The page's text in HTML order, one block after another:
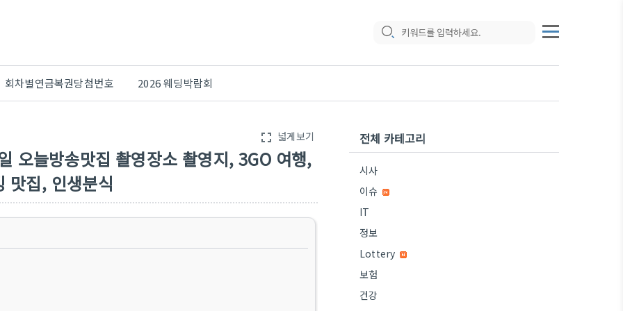
회차별연금복권당첨번호 2026 웨딩박람회
fullscreen 넓게보기
오늘방송맛집 촬영장소 촬영지, 3GO 여행,
맛집, 인생분식
전체 카테고리
시사
이슈
IT
정보
Lottery
보험
건강